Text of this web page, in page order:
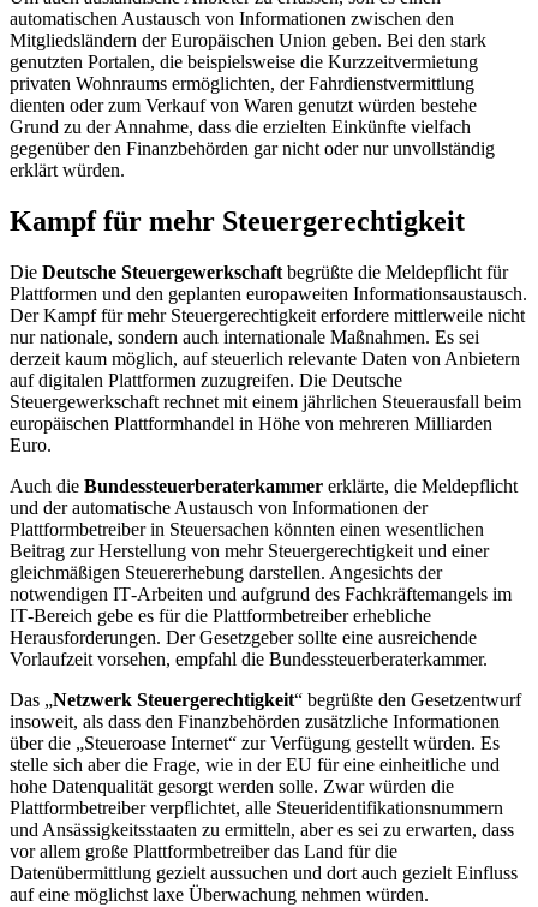
automatischen Austausch von Informationen zwischen den
Mitgliedsländern der Europäischen Union geben. Bei den stark
genutzten Portalen, die beispielsweise die Kurzzeitvermietung
privaten Wohnraums ermöglichten, der Fahrdienstvermittlung
dienten oder zum Verkauf von Waren genutzt würden bestehe
Grund zu der Annahme, dass die erzielten Einkünfte vielfach
gegenüber den Finanzbehörden gar nicht oder nur unvollständig
erklärt würden.
Kampf für mehr Steuergerechtigkeit
Die Deutsche Steuergewerkschaft begrüßte die Meldepflicht für
Plattformen und den geplanten europaweiten Informationsaustausch.
Der Kampf für mehr Steuergerechtigkeit erfordere mittlerweile nicht
nur nationale, sondern auch internationale Maßnahmen. Es sei
derzeit kaum möglich, auf steuerlich relevante Daten von Anbietern
auf digitalen Plattformen zuzugreifen. Die Deutsche
Steuergewerkschaft rechnet mit einem jährlichen Steuerausfall beim
europäischen Plattformhandel in Höhe von mehreren Milliarden
Euro.
Auch die Bundessteuerberaterkammer erklärte, die Meldepflicht
und der automatische Austausch von Informationen der
Plattformbetreiber in Steuersachen könnten einen wesentlichen
Beitrag zur Herstellung von mehr Steuergerechtigkeit und einer
gleichmäßigen Steuererhebung darstellen. Angesichts der
notwendigen IT-Arbeiten und aufgrund des Fachkräftemangels im
IT-Bereich gebe es für die Plattformbetreiber erhebliche
Herausforderungen. Der Gesetzgeber sollte eine ausreichende
Vorlaufzeit vorsehen, empfahl die Bundessteuerberaterkammer.
Das „Netzwerk Steuergerechtigkeit“ begrüßte den Gesetzentwurf
insoweit, als dass den Finanzbehörden zusätzliche Informationen
über die „Steueroase Internet“ zur Verfügung gestellt würden. Es
stelle sich aber die Frage, wie in der EU für eine einheitliche und
hohe Datenqualität gesorgt werden solle. Zwar würden die
Plattformbetreiber verpflichtet, alle Steueridentifikationsnummern
und Ansässigkeitsstaaten zu ermitteln, aber es sei zu erwarten, dass
vor allem große Plattformbetreiber das Land für die
Datenübermittlung gezielt aussuchen und dort auch gezielt Einfluss
auf eine möglichst laxe Überwachung nehmen würden.